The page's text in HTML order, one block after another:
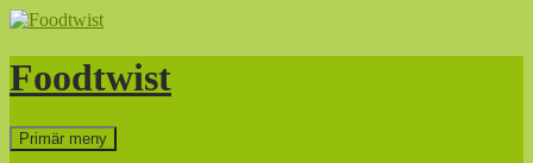
Hoppa
innehåll
Foodtwist
Sök
Primär meny